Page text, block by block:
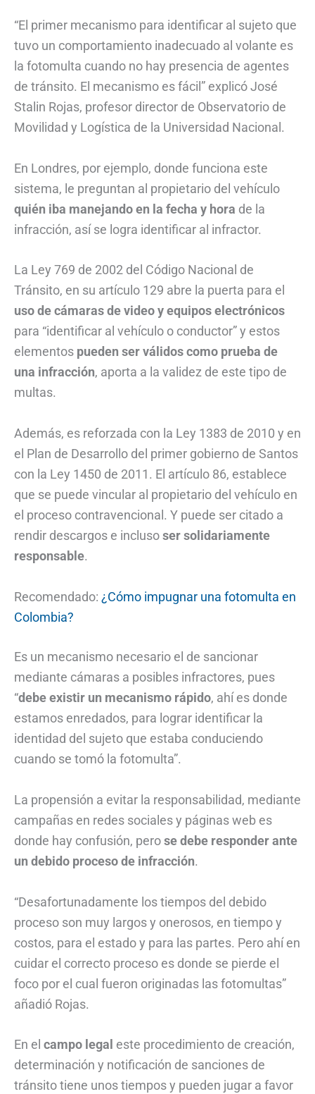
“El primer mecanismo para identificar al sujeto que
tuvo un comportamiento inadecuado al volante es
la fotomulta cuando no hay presencia de agentes
de tránsito. El mecanismo es fácil” explicó José
Stalin Rojas, profesor director de Observatorio de
Movilidad y Logística de la Universidad Nacional.
En Londres, por ejemplo, donde funciona este
sistema, le preguntan al propietario del vehículo
quién iba manejando en la fecha y hora de la
infracción, así se logra identificar al infractor.
La Ley 769 de 2002 del Código Nacional de
Tránsito, en su artículo 129 abre la puerta para el
uso de cámaras de video y equipos electrónicos
para “identificar al vehículo o conductor” y estos
elementos pueden ser válidos como prueba de
una infracción, aporta a la validez de este tipo de
multas.
Además, es reforzada con la Ley 1383 de 2010 y en
el Plan de Desarrollo del primer gobierno de Santos
con la Ley 1450 de 2011. El artículo 86, establece
que se puede vincular al propietario del vehículo en
el proceso contravencional. Y puede ser citado a
rendir descargos e inclusoser solidariamente
responsable.
Recomendado: ¿Cómo impugnar una fotomulta en
Colombia?
Es un mecanismo necesario el de sancionar
mediante cámaras a posibles infractores, pues
“debe existir un mecanismo rápido, ahí es donde
estamos enredados, para lograr identificar la
identidad del sujeto que estaba conduciendo
cuando se tomó la fotomulta”.
La propensión a evitar la responsabilidad, mediante
campañas en redes sociales y páginas web es
donde hay confusión, perose debe responder ante
un debido proceso de infracción.
“Desafortunadamente los tiempos del debido
proceso son muy largos y onerosos, en tiempo y
costos, para el estado y para las partes. Pero ahí en
cuidar el correcto proceso es donde se pierde el
foco por el cual fueron originadas las fotomultas”
añadió Rojas.
En el campo legal este procedimiento de creación,
determinación y notificación de sanciones de
tránsito tiene unos tiempos y pueden jugar a favor